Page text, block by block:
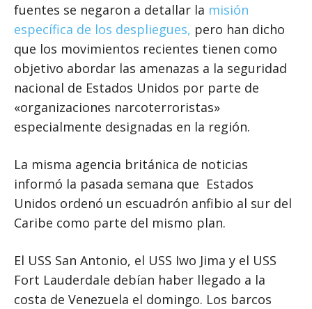
fuentes se negaron a detallar la misión
específica de los despliegues, pero han dicho
que los movimientos recientes tienen como
objetivo abordar las amenazas a la seguridad
nacional de Estados Unidos por parte de
«organizaciones narcoterroristas»
especialmente designadas en la región.
La misma agencia británica de noticias
informó la pasada semana que Estados
Unidos ordenó un escuadrón anfibio al sur del
Caribe como parte del mismo plan.
El USS San Antonio, el USS Iwo Jima y el USS
Fort Lauderdale debían haber llegado a la
costa de Venezuela el domingo. Los barcos